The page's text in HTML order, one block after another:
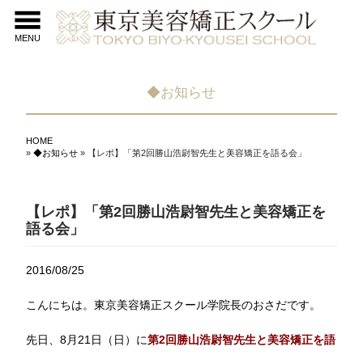
MENU
◆お知らせ
HOME
»◆お知らせ » 【レポ】「第2回勝山浩尉智先生と美容矯正を語る会」
【レポ】「第2回勝山浩尉智先生と美容矯正を
語る会」
2016/08/25
こんにちは。東京美容矯正スクール学院長のおさだです。
先日、8月21日（日）に第2回勝山浩尉智先生と美容矯正を語